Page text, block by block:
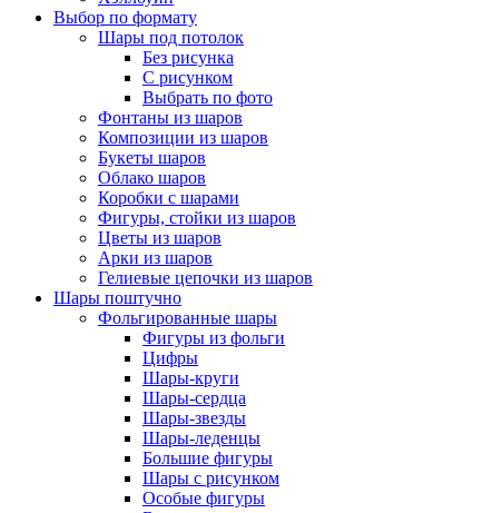
Выбор по формату
Шары под потолок
Без рисунка
С рисунком
Выбрать по фото
Фонтаны из шаров
Композиции из шаров
Букеты шаров
Облако шаров
Коробки с шарами
Фигуры, стойки из шаров
Цветы из шаров
Арки из шаров
Гелиевые цепочки из шаров
Шары поштучно
Фольгированные шары
Фигуры из фольги
Цифры
Шары-круги
Шары-сердца
Шары-звезды
Шары-леденцы
Большие фигуры
Шары с рисунком
Особые фигуры